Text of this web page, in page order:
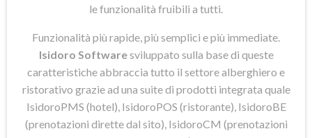
le funzionalità fruibili a tutti.
Funzionalità più rapide, più semplici e più immediate.
Isidoro Softwaresviluppato sulla base di queste
caratteristiche abbraccia tutto il settore alberghiero e
ristorativo grazie ad una suite di prodotti integrata quale
IsidoroPMS (hotel), IsidoroPOS (ristorante), IsidoroBE
(prenotazioni dirette dal sito), IsidoroCM (prenotazioni